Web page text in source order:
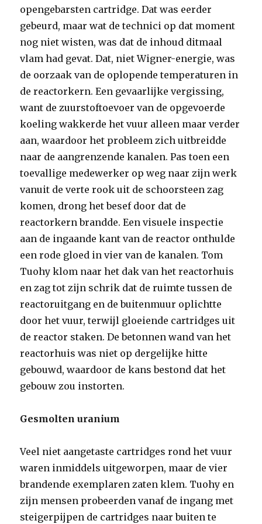
opengebarsten cartridge. Dat was eerder
gebeurd, maar wat de technici op dat moment
nog niet wisten, was dat de inhoud ditmaal
vlam had gevat. Dat, niet Wigner-energie, was
de oorzaak van de oplopende temperaturen in
de reactorkern. Een gevaarlijke vergissing,
want de zuurstoftoevoer van de opgevoerde
koeling wakkerde het vuur alleen maar verder
aan, waardoor het probleem zich uitbreidde
naar de aangrenzende kanalen. Pas toen een
toevallige medewerker op weg naar zijn werk
vanuit de verte rook uit de schoorsteen zag
komen, drong het besef door dat de
reactorkern brandde. Een visuele inspectie
aan de ingaande kant van de reactor onthulde
een rode gloed in vier van de kanalen. Tom
Tuohy klom naar het dak van het reactorhuis
en zag tot zijn schrik dat de ruimte tussen de
reactoruitgang en de buitenmuur oplichtte
door het vuur, terwijl gloeiende cartridges uit
de reactor staken. De betonnen wand van het
reactorhuis was niet op dergelijke hitte
gebouwd, waardoor de kans bestond dat het
gebouw zou instorten.
Gesmolten uranium
Veel niet aangetaste cartridges rond het vuur
waren inmiddels uitgeworpen, maar de vier
brandende exemplaren zaten klem. Tuohy en
zijn mensen probeerden vanaf de ingang met
steigerpijpen de cartridges naar buiten te